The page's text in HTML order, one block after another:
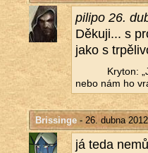
pi­li­po 26.
Dě­ku­ji... s
jako s
Kry­ton:
nebo nám ho
Brissinge- 26. dubna
já teda